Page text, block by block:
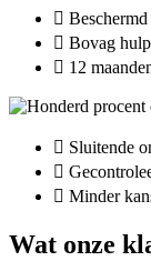
Bovag
12
Sluitende
Minder
Wat onze